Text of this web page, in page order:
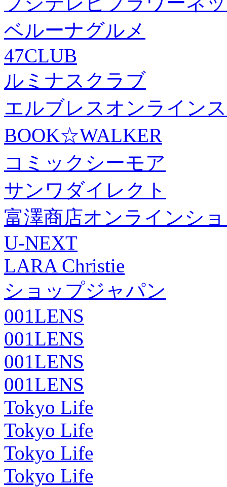
ベルーナグルメ
47CLUB
ルミナスクラブ
エルブレスオンライン
BOOK☆WALKER
コミックシーモア
サンワダイレクト
富澤商店オンラインシ
U-NEXT
LARA Christie
ショップジャパン
001LENS
001LENS
001LENS
001LENS
Tokyo Life
Tokyo Life
Tokyo Life
Tokyo Life